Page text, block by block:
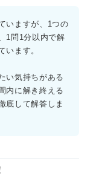
いますが、1つの
1問1分以内で解
います。
い気持ちがある
内に解き終える
底して解答しま